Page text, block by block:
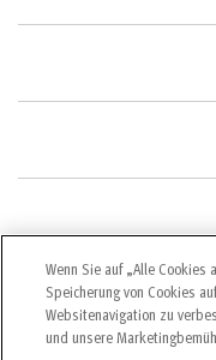
Wenn Sie auf „Alle
Speicherung von Cookies
Websitenavigation zu
und unsere